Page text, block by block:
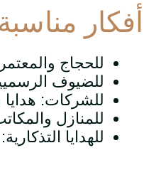
أفكار
للحجاج
للضيوف
للشركات:
للمنازل
للهدايا